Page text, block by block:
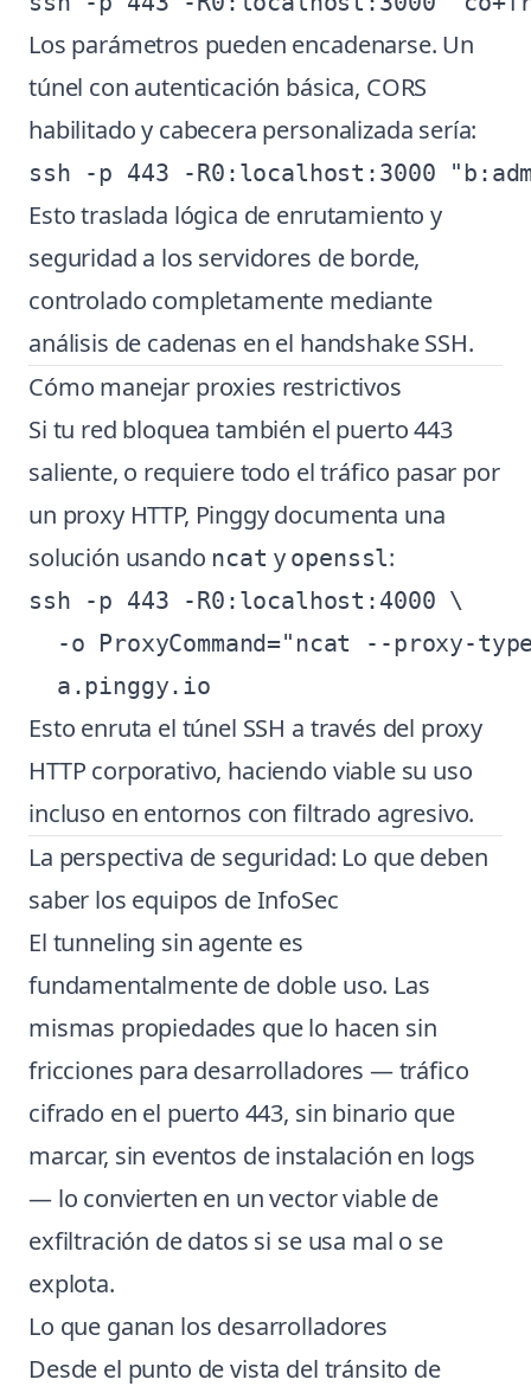
Los parámetros pueden encadenarse. Un
túnel con autenticación básica, CORS
habilitado y cabecera personalizada sería:
Esto traslada lógica de enrutamiento y
seguridad a los servidores de borde,
controlado completamente mediante
análisis de cadenas en el handshake SSH.
Cómo manejar proxies restrictivos
Si tu red bloquea también el puerto 443
saliente, o requiere todo el tráfico pasar por
un proxy HTTP, Pinggy documenta una
solución usando ncat y openssl:
ssh -p 443 -R0:localhost:4000 \
-o ProxyCommand="ncat --proxy-
Esto enruta el túnel SSH a través del proxy
HTTP corporativo, haciendo viable su uso
incluso en entornos con filtrado agresivo.
La perspectiva de seguridad: Lo que deben
saber los equipos de InfoSec
El tunneling sin agente es
fundamentalmente de doble uso. Las
mismas propiedades que lo hacen sin
fricciones para desarrolladores — tráfico
cifrado en el puerto 443, sin binario que
marcar, sin eventos de instalación en logs
— lo convierten en un vector viable de
exfiltración de datos si se usa mal o se
explota.
Lo que ganan los desarrolladores
Desde el punto de vista del tránsito de